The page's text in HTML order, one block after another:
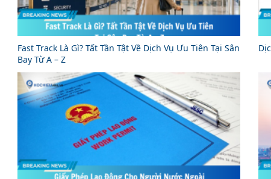
Fast Track Là Gì? Tất Tần Tật Về Dịch Vụ Ưu Tiên Tại Sân
Bay Từ A – Z